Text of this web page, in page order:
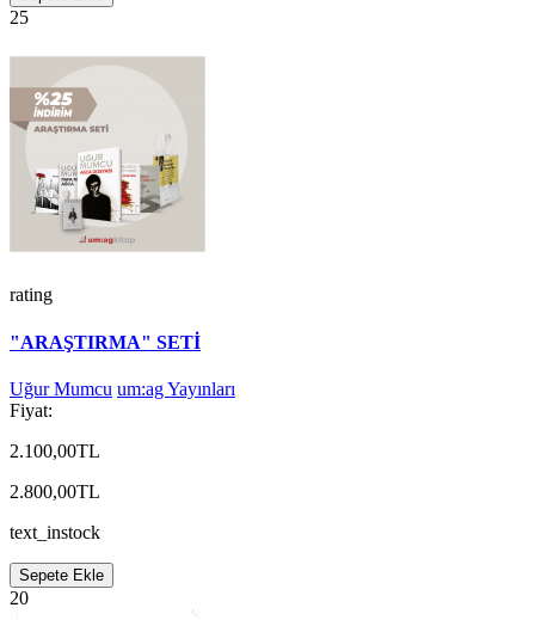
25
rating
"ARAŞTIRMA" SETİ
Uğur Mumcu um:ag Yayınları
Fiyat:
2.100,00TL
2.800,00TL
text_instock
Sepete Ekle
20